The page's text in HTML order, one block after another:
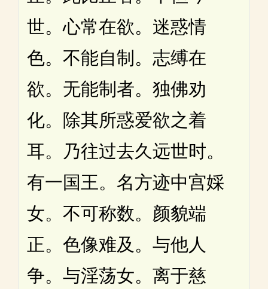
世。心常在欲。迷惑情
色。不能自制。志缚在
欲。无能制者。独佛劝
化。除其所惑爱欲之着
耳。乃往过去久远世时。
有一国王。名方迹中宫婇
女。不可称数。颜貌端
正。色像难及。与他人
争。与淫荡女。离于慈